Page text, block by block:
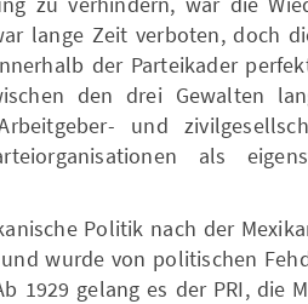
lange Zeit verboten, doch
der Parteikader
den drei Gewalten
und
als
Politik nach der
wurde von politischen
1929 gelang es der PR I, die